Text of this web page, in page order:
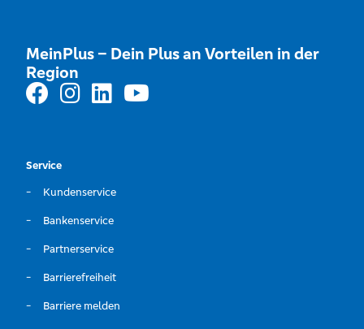
MeinPlus – Dein Plus an Vorteilen in der
Region
Service
Kundenservice
Bankenservice
Partnerservice
Barrierefreiheit
Barriere melden